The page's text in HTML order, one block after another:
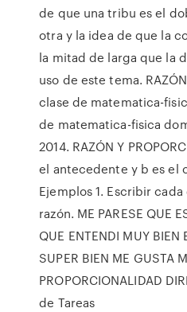
de que una tribu es el
otra y la idea de que la
la mitad de larga que la
uso de este tema.
clase de matematica-
de matematica-fisica
2014. RAZÓN Y
el antecedente y b es el
Ejemplos 1. Escribir
razón. ME PARESE QUE
QUE ENTENDI MUY BIEN
SUPER BIEN ME GUSTA
PROPORCIONALIDAD
de Tareas